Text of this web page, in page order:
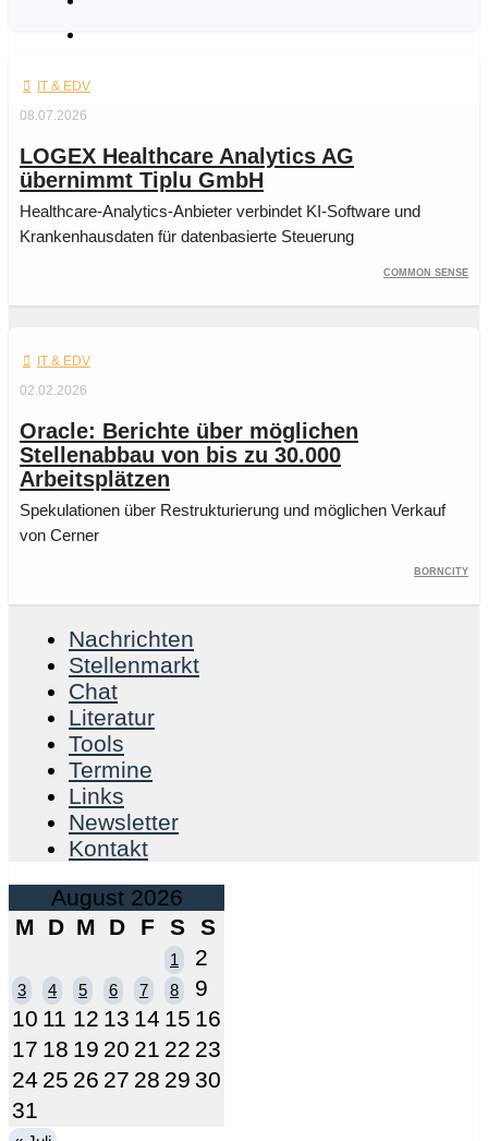
IT & EDV
08.07.2026
LOGEX Healthcare Analytics AG
übernimmt Tiplu GmbH
Healthcare-Analytics-Anbieter verbindet KI-Software und
Krankenhausdaten für datenbasierte Steuerung
Common Sense
IT & EDV
02.02.2026
Oracle: Berichte über möglichen
Stellenabbau von bis zu 30.000
Arbeitsplätzen
Spekulationen über Restrukturierung und möglichen Verkauf
von Cerner
BornCity
Nachrichten
Stellenmarkt
Chat
Literatur
Tools
Termine
Links
Newsletter
Kontakt
August 2026
M
D M D F S S
1 2
3 4 5 6 7 8
9
10 11 12 13 14 15 16
17 18 19 20 21 22 23
24 25 26 27 28 29 30
31